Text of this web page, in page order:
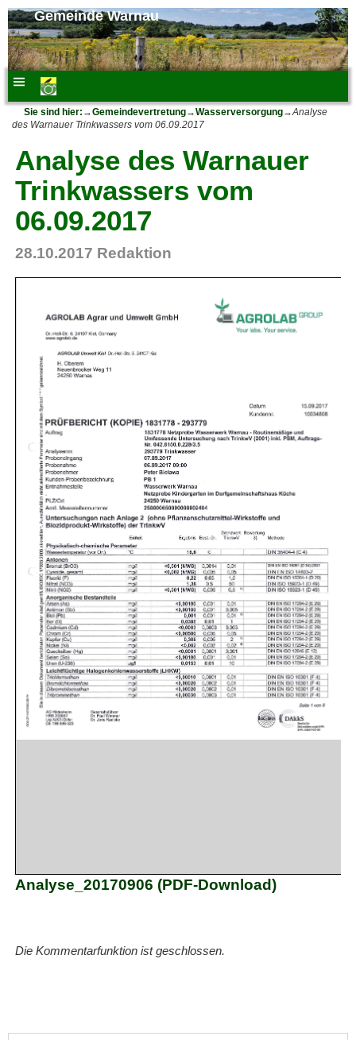
Gemeinde Warnau
Sie sind hier: →Gemeindevertretung→Wasserversorgung→Analyse
des Warnauer Trinkwassers vom 06.09.2017
Analyse des Warnauer
Trinkwassers vom
06.09.2017
28.10.2017 Redaktion
Analyse_20170906 (PDF-Download)
Die Kommentarfunktion ist geschlossen.